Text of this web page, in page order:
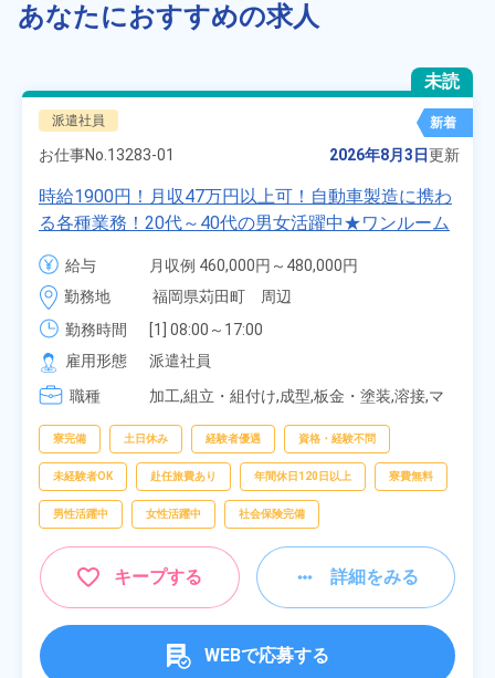
あなたにおすすめの求人
未読
派遣社員 新着
お仕事No. 13283-01 2026年8月3日更新
時給1900円！月収47万円以上可！自動車製造に携わ
る各種業務！20代～40代の男女活躍中★ワンルーム
寮無料！マイカー通勤OK！無料駐車場あり！赴任旅
費会社負担！社員食堂あり！日払いあり！土日休
み！特別賞与90万円支給！《福岡県京都郡苅田町》
給与
月収例 460,000円～480,000円
時給 1,900円～1,900円
勤務地
福岡県苅田町　周辺
勤務時間
[1] 08:00～17:00
[2] 20:00～05:00
[3] 06:30～15:00
[4] 14:30～23:00
雇用形態
派遣社員
職種
加工,組立・組付け,成型,板金・塗装,溶接,マ
査,物流・配送
寮完備 土日休み 経験者優遇 資格・経験不問
未経験者OK 赴任旅費あり 年間休日120日以上 寮費無料
男性活躍中 女性活躍中 社会保険完備
キープする 詳細をみる
WEBで応募する